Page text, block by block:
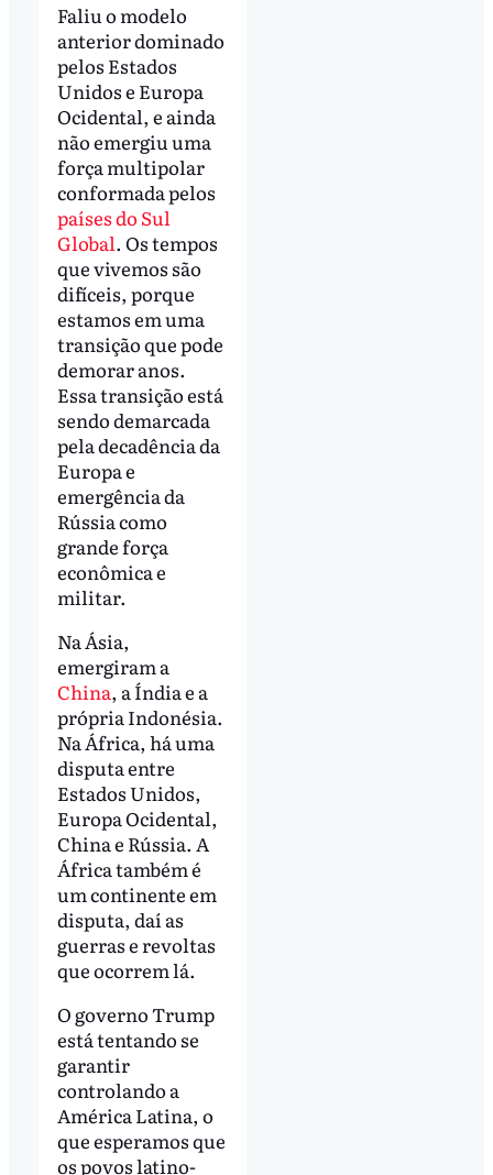
Faliu o modelo
anterior dominado
pelos Estados
Unidos e Europa
Ocidental, e ainda
não emergiu uma
força multipolar
conformada pelos
países do Sul
Global. Os tempos
que vivemos são
difíceis, porque
estamos em uma
transição que pode
demorar anos.
Essa transição está
sendo demarcada
pela decadência da
Europa e
emergência da
Rússia como
grande força
econômica e
militar.
Na Ásia,
emergiram a
China, a Índia e a
própria Indonésia.
Na África, há uma
disputa entre
Estados Unidos,
Europa Ocidental,
China e Rússia. A
África também é
um continente em
disputa, daí as
guerras e revoltas
que ocorrem lá.
O governo Trump
está tentando se
garantir
controlando a
América Latina, o
que esperamos que
os povos latino-